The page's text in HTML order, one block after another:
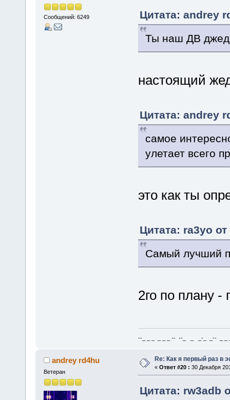
Сообщений: 6249
Цитата: andrey
Ты наш ДВ
настоящий
Цитата: andrey
самое
улетает всего
это как ты
Цитата: ra3yo
Самый лучший
2го по плану -
--_ _ _ _ _ _ -- --_ _ _-_ _-- _ _
andrey rd4hu
Ветеран
Re: Как я первый раз
« Ответ #20 : 30 Декабря
Цитата: rw3adb